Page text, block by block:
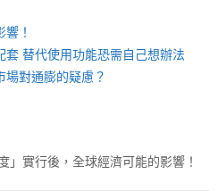
！
替代使用功能恐需自己想辦法
對通膨的疑慮？
」實行後，全球經濟可能的影響！